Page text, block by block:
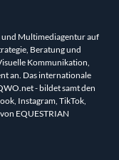
und Multimediagentur auf
Beratung und
Kommunikation,
an. Das internationale
- bildet samt den
Instagram, TikTok,
EQUESTRIAN